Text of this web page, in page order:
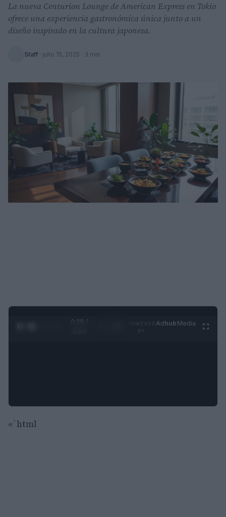
La nueva Centurion Lounge de American Express en Tokio
ofrece una experiencia gastronómica única junto a un
diseño inspirado en la cultura japonesa.
Staff · julio 15, 2025 · 3 min
0:29 /
Adhub Media
«`html